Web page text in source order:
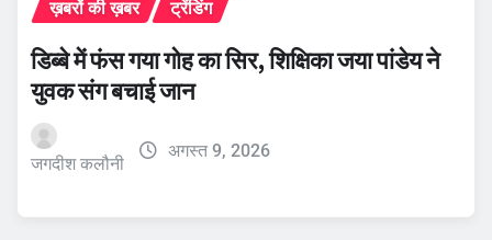
ख़बरों की ख़बर ट्रेंडिंग
डिब्बे में फंस गया गोह का सिर, शिक्षिका जया पांडेय ने
युवक संग बचाई जान
जगदीश कलौनी
अगस्त 9, 2026